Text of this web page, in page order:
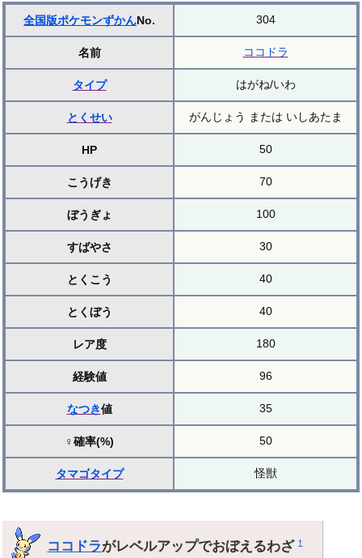
全国版ポケモンずかんNo. 304
名前 ココドラ
タイプ はがね/いわ
とくせい がんじょう または いしあたま
HP 50
こうげき 70
ぼうぎょ 100
すばやさ 30
とくこう 40
とくぼう 40
レア度 180
経験値 96
なつき値 35
♀確率(%) 50
タマゴタイプ 怪獣
ココドラがレベルアップでおぼえるわざ†